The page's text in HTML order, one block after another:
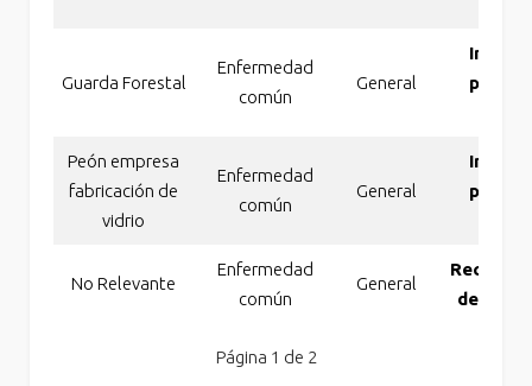
Guarda Forestal
Enfermedad
común
General
Peón empresa
fabricación de
vidrio
Enfermedad
común
General
No Relevante
Enfermedad
común
General
de
Página 1 de 2